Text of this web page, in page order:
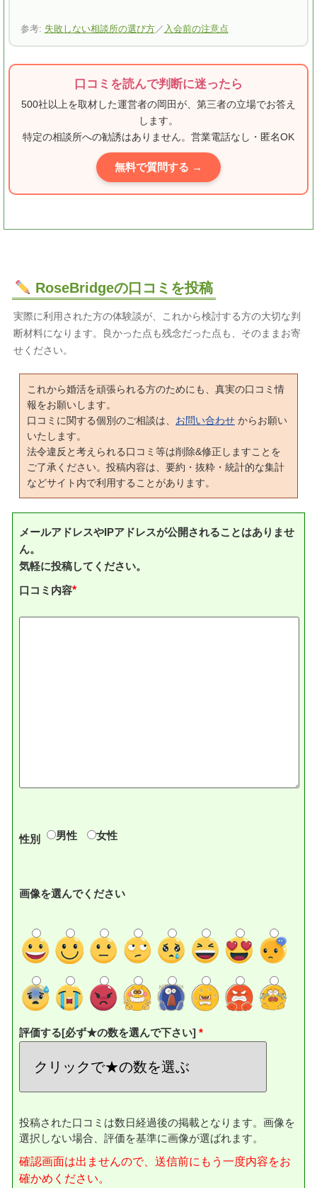
参考: 失敗しない相談所の選び方／ 入会前の注意点
口コミを読んで判断に迷ったら
500社以上を取材した運営者の岡田が、第三者の立場でお答え
します。
特定の相談所への勧誘はありません。営業電話なし・匿名OK
無料で質問する →
RoseBridgeの口コミを投稿
実際に利用された方の体験談が、これから検討する方の大切な判
断材料になります。良かった点も残念だった点も、そのままお寄
せください。
これから婚活を頑張られる方のためにも、真実の口コミ情
報をお願いします。
口コミに関する個別のご相談は、 お問い合わせ からお願い
いたします。
法令違反と考えられる口コミ等は削除&修正しますことを
ご了承ください。投稿内容は、要約・抜粋・統計的な集計
などサイト内で利用することがあります。
メールアドレスやIPアドレスが公開されることはありませ
ん。
気軽に投稿してください。
口コミ内容*
性別 男性 女性
画像を選んでください
評価する[必ず★の数を選んで下さい]
投稿された口コミは数日経過後の掲載となります。画像を
選択しない場合、評価を基準に画像が選ばれます。
確認画面は出ませんので、送信前にもう一度内容をお
確かめください。